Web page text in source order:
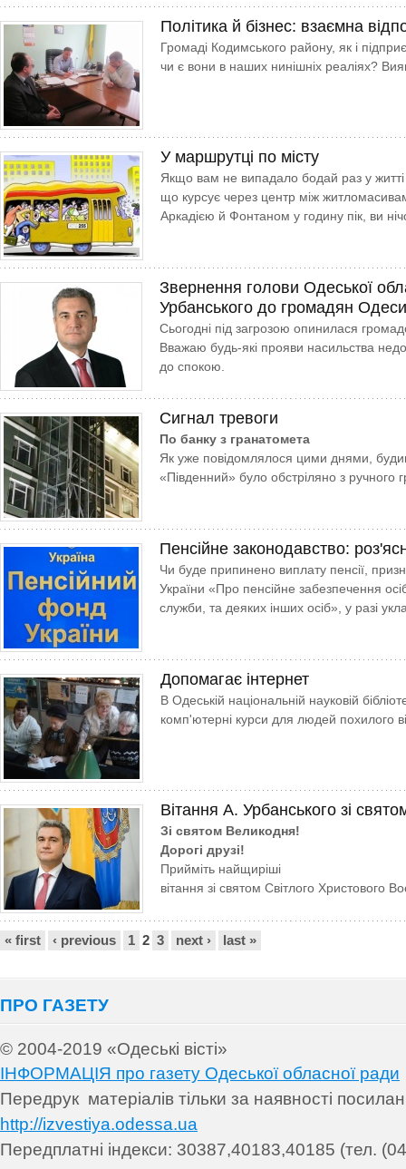
Політика й бізнес: взаємна
Громаді Кодимського району, як і
чи є вони в наших нинішніх реаліях?
У маршрутці по місту
Якщо вам не випадало бодай раз у житті
що курсує через центр між
Аркадією й Фонтаном у годину пік, ви
Звернення голови Одеської
Урбанського до громадян Одеси
Сьогодні під загрозою опинилася
Вважаю будь-які прояви насильства
до спокою.
Сигнал тревоги
По банку з гранатомета
Як уже повідомлялося цими днями,
«Південний» було обстріляно з ручного
Пенсійне законодавство:
Чи буде припинено виплату пенсії,
України «Про пенсійне забезпечення
служби, та деяких інших осіб», у разі
Допомагає інтернет
В Одеській національній науковій
комп'ютерні курси для людей похилого
Вітання А. Урбанського зі
Зі святом Великодня!
Дорогі друзі!
Прийміть найщиріші
вітання зі святом Світлого Христового
Сторінки
« first ‹ previous 1 2 3 next › last »
ПРО ГАЗЕТУ
© 2004-2019 «Одеські вісті»
ІНФОРМАЦІЯ про газету Одеської обласної ради
Передрук матеріалів тільки за наявності
http://izvestiya.odessa.ua
Передплатні індекси: 30387,40183,40185 (тел.